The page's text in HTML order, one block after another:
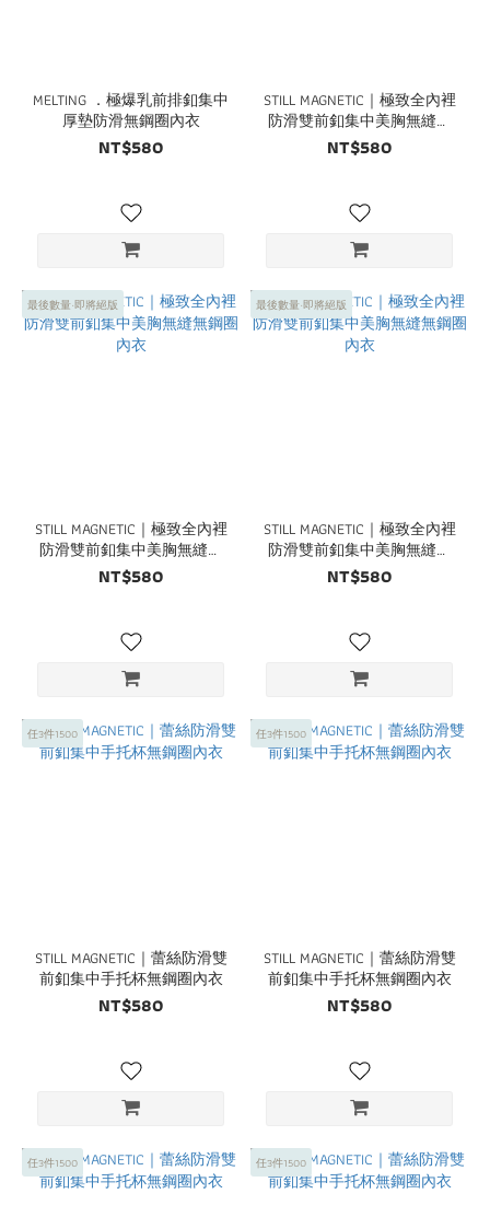
MELTING ．極爆乳前排釦集中
厚墊防滑無鋼圈內衣
NT$580
STILL MAGNETIC｜極致全內裡
防滑雙前釦集中美胸無縫無
鋼圈內衣
NT$580
最後數量·即將絕版
STILL MAGNETIC｜極致全內裡
防滑雙前釦集中美胸無縫無
鋼圈內衣
NT$580
最後數量·即將絕版
STILL MAGNETIC｜極致全內裡
防滑雙前釦集中美胸無縫無
鋼圈內衣
NT$580
任3件1500
STILL MAGNETIC｜蕾絲防滑雙
前釦集中手托杯無鋼圈內衣
NT$580
任3件1500
STILL MAGNETIC｜蕾絲防滑雙
前釦集中手托杯無鋼圈內衣
NT$580
任3件1500 任3件1500